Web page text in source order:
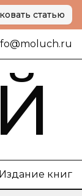
статью
Издание книг